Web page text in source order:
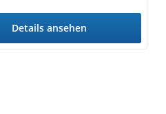
Details ansehen